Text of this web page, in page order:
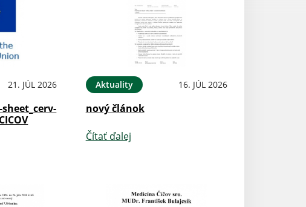
21. JÚL 2026 Aktuality 16. JÚL 2026
nový článok
Čítať ďalej